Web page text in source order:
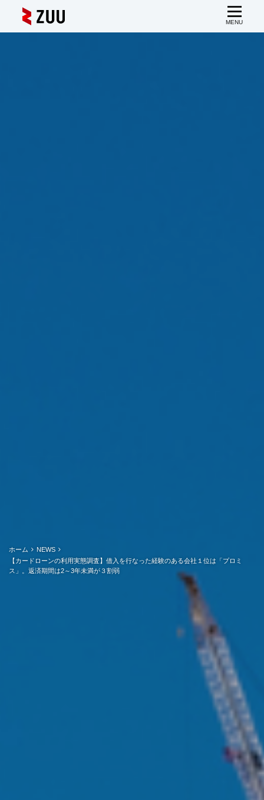
ホーム
NEWS
【カードローンの利用実態調査】借入を行なった経験のある会社１位は「プロミ
ス」。返済期間は2～3年未満が３割弱